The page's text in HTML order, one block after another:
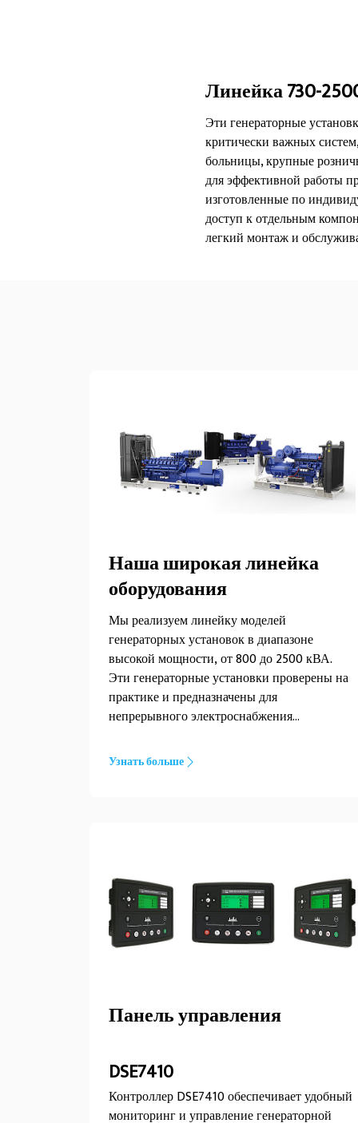
Линейка 730-
Эти генераторные
критически важных
больницы, крупные
для эффективной работы
изготовленные по
доступ к отдельным
легкий монтаж и
Наша широкая линейка
оборудования
Мы реализуем линейку моделей
генераторных установок в диапазоне
высокой мощности, от 800 до 2500 кВА.
Эти генераторные установки проверены на
практике и предназначены для
непрерывного электроснабжения
электростанции, центры обработки данных,
крупные заводы, аэропорты, больницы,
помощью специальных корпусов, систем
охлаждения и специализированных систем
управления. Наша команда по внедрению
специализированных решений для
Узнать больше
Панель управления
DSE7410
Контроллер DSE7410 обеспечивает удобный
мониторинг и управление генераторной